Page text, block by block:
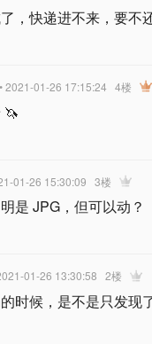
，快递进不来，要不
• 2021-01-26 17:15:24 4楼
🦄
01-26 15:30:09 3楼
是 JPG，但可以动？
01-26 13:30:58 2楼
时候，是不是只发现